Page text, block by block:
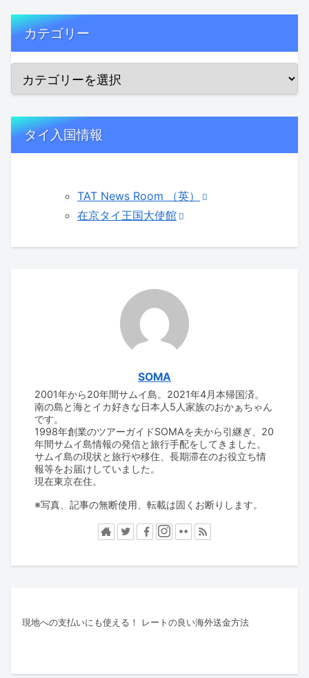
カテゴリー
タイ入国情報
TAT News Room （英）
在京タイ王国大使館
SOMA
2001年から20年間サムイ島。2021年4月本帰国済。
南の島と海とイカ好きな日本人5人家族のおかぁちゃん
です。
1998年創業のツアーガイドSOMAを夫から引継ぎ、20
年間サムイ島情報の発信と旅行手配をしてきました。
サムイ島の現状と旅行や移住、長期滞在のお役立ち情
報等をお届けしていました。
現在東京在住。
※写真、記事の無断使用、転載は固くお断りします。
現地への支払いにも使える！ レートの良い海外送金方法